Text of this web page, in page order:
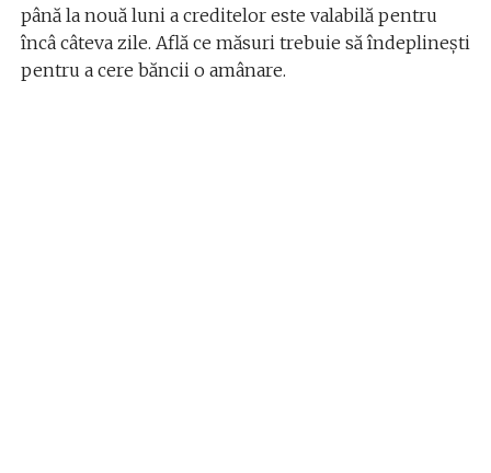
până la nouă luni a creditelor este valabilă pentru
încâ câteva zile. Află ce măsuri trebuie să îndeplinești
pentru a cere băncii o amânare.